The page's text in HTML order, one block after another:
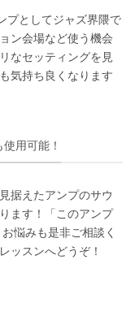
プとしてジャズ界隈で
ン会場など使う機会
なセッティングを見
気持ち良くなります
用可能！
据えたアンプのサウ
ます！「このアンプ
悩みも是非ご相談く
ッスンへどうぞ！